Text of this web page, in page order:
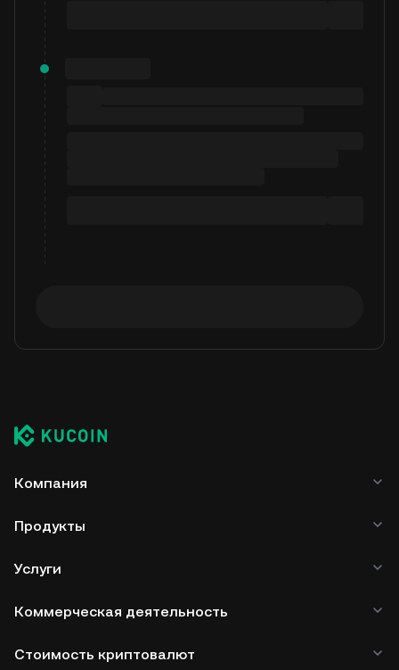
Компания
Продукты
Услуги
Коммерческая деятельность
Стоимость криптовалют